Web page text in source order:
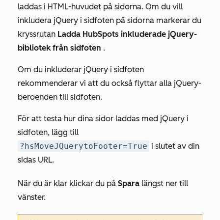
laddas i HTML-huvudet på sidorna. Om du vill
inkludera jQuery i sidfoten på sidorna markerar du
kryssrutan Ladda HubSpots inkluderade jQuery-
bibliotek från sidfoten .
Om du inkluderar jQuery i sidfoten
rekommenderar vi att du också flyttar alla jQuery-
beroenden till sidfoten.
För att testa hur dina sidor laddas med jQuery i
sidfoten, lägg till
?hsMoveJQuerytoFooter=True i slutet av din
sidas URL.
När du är klar klickar du på Spara längst ner till
vänster.